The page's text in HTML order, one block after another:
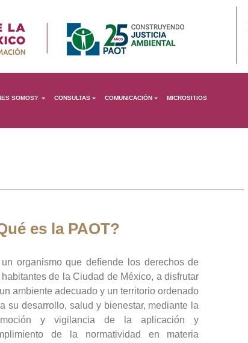
SOMOS? CONSULTAS COMUNICACIÓN MICROSITIOS
es la PAOT?
un organismo que defiende los derechos de
habitantes de la Ciudad de México, a disfrutar
ambiente adecuado y un territorio ordenado
su desarrollo, salud y bienestar, mediante la
y vigilancia de la aplicación y
de la normatividad en materia